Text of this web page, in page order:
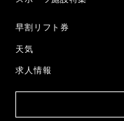
早割リフト券
天気
求人情報